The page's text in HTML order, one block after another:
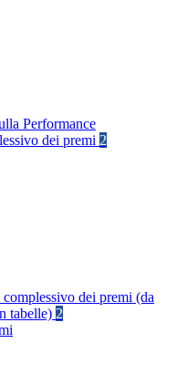
Performance
dei premi 2
dei premi (da
tabelle) 2